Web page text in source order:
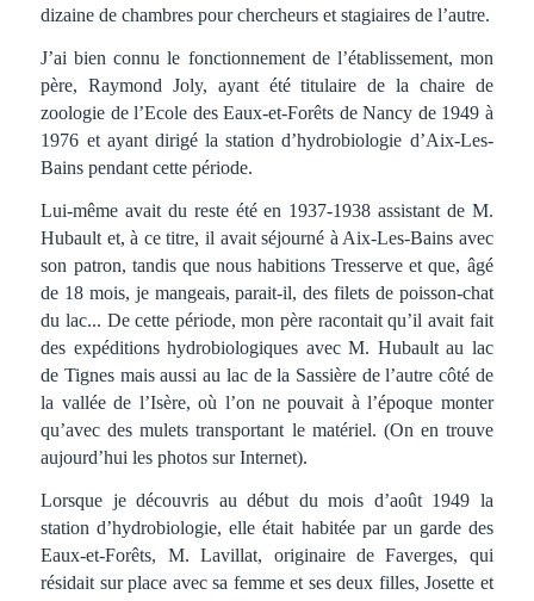
dizaine de chambres pour chercheurs et stagiaires de l’autre.
J’ai bien connu le fonctionnement de l’établissement, mon
père, Raymond Joly, ayant été titulaire de la chaire de
zoologie de l’Ecole des Eaux-et-Forêts de Nancy de 1949 à
1976 et ayant dirigé la station d’hydrobiologie d’Aix-Les-
Bains pendant cette période.
Lui-même avait du reste été en 1937-1938 assistant de M.
Hubault et, à ce titre, il avait séjourné à Aix-Les-Bains avec
son patron, tandis que nous habitions Tresserve et que, âgé
de 18 mois, je mangeais, parait-il, des filets de poisson-chat
du lac... De cette période, mon père racontait qu’il avait fait
des expéditions hydrobiologiques avec M. Hubault au lac
de Tignes mais aussi au lac de la Sassière de l’autre côté de
la vallée de l’Isère, où l’on ne pouvait à l’époque monter
qu’avec des mulets transportant le matériel. (On en trouve
aujourd’hui les photos sur Internet).
Lorsque je découvris au début du mois d’août 1949 la
station d’hydrobiologie, elle était habitée par un garde des
Eaux-et-Forêts, M. Lavillat, originaire de Faverges, qui
résidait sur place avec sa femme et ses deux filles, Josette et